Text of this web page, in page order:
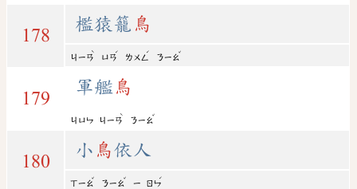
178
檻猿籠 鳥
ㄐㄧㄢ
ˋ
ㄩㄢ
ˊ
ㄌㄨㄥ
ˊ
ㄋㄧㄠ
ˇ
179
軍艦 鳥
ㄐㄩㄣ ㄐㄧㄢ
ˋ
ㄋㄧㄠ
ˇ
180
小 鳥依人
ㄒㄧㄠ
ˇ
ㄋㄧㄠ
ˇ
ㄧ ㄖㄣ
ˊ